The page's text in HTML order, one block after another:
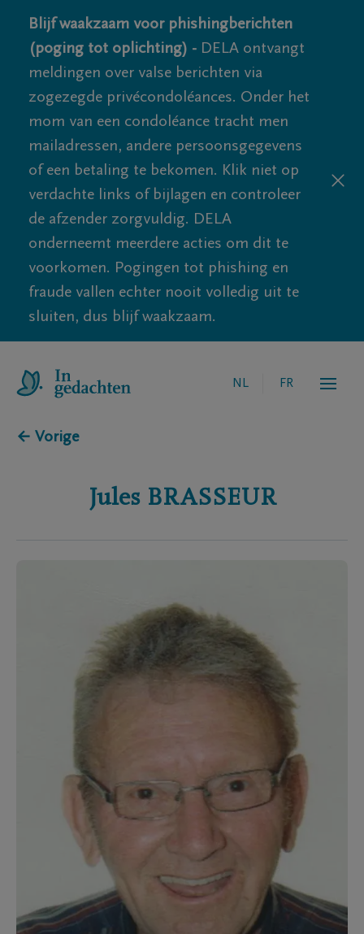
Blijf waakzaam voor phishingberichten
(poging tot oplichting) - DELA ontvangt
meldingen over valse berichten via
zogezegde privécondoléances. Onder het
mom van een condoléance tracht men
mailadressen, andere persoonsgegevens
of een betaling te bekomen. Klik niet op
verdachte links of bijlagen en controleer
de afzender zorgvuldig. DELA
onderneemt meerdere acties om dit te
voorkomen. Pogingen tot phishing en
fraude vallen echter nooit volledig uit te
sluiten, dus blijf waakzaam.
NL FR
← Vorige
Jules BRASSEUR